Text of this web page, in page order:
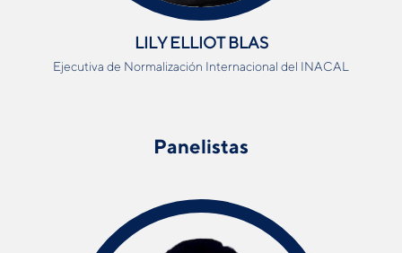
LILY ELLIOT BLAS
Ejecutiva de Normalización Internacional del INACAL
Panelistas